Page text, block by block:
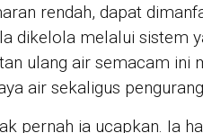
rendah, dapat
dikelola melalui sistem
ulang air semacam ini
air sekaligus
pernah ia ucapkan. Ia